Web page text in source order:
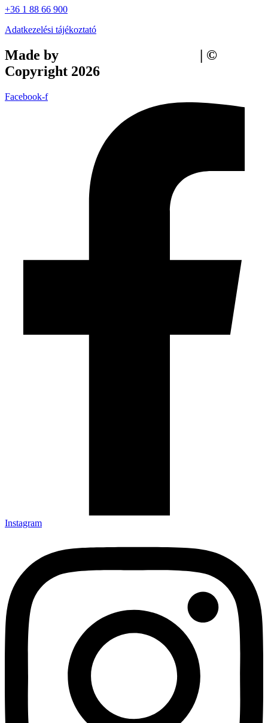
+36 1 88 66 900
Adatkezelési tájékoztató
Made by
| ©
Copyright 2026
Facebook-f
Instagram